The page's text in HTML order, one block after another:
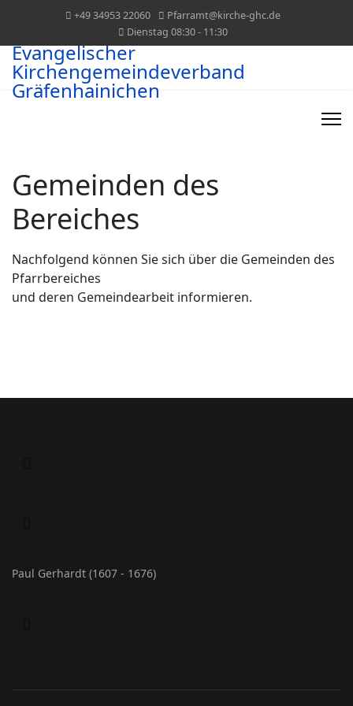
+49 34953 22060
Pfarramt@kirche-ghc.de
Dienstag 08:30 - 11:30
Evangelischer
Kirchengemeindeverband
Gräfenhainichen
Gemeinden des
Bereiches
Nachfolgend können Sie sich über die Gemeinden des
Pfarrbereiches
und deren Gemeindearbeit informieren.
Paul Gerhardt (1607 - 1676)